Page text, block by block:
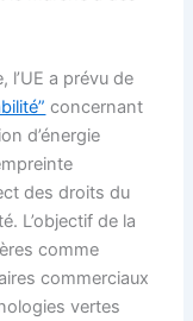
l’UE a prévu de
concernant
d’énergie
des droits du
L’objectif de la
comme
commerciaux
vertes